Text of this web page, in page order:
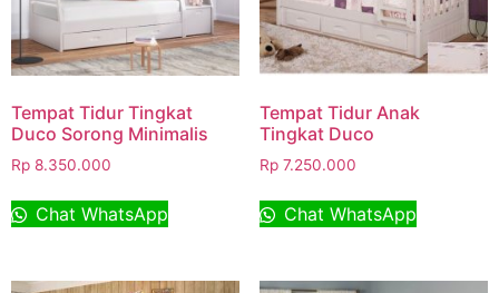
Tempat Tidur Tingkat
Duco Sorong Minimalis
Rp 8.350.000
Chat WhatsApp
Tempat Tidur Anak
Tingkat Duco
Rp7.250.000
Chat WhatsApp